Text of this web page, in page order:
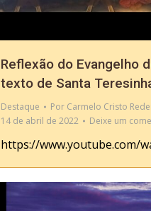
Reflexão do Evangelho
texto de Santa
Destaque Por Carmelo Cristo
14 de abril de 2022
Deixe um
https://www.youtube.com/